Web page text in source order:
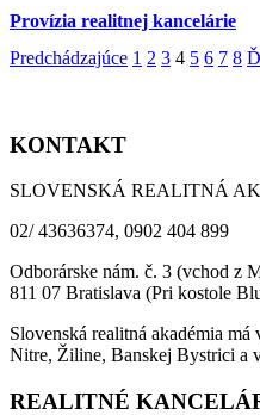
Provízia realitnej kancelárie
Predchádzajúce 1 2 3 4 5 6 7 8
KONTAKT
SLOVENSKÁ REALITNÁ
02/ 43636374, 0902 404 899
Odborárske nám. č. 3 (vchod z
811 07 Bratislava (Pri kostole
Slovenská realitná akadémia
Nitre, Žiline, Banskej Bystrici a
REALITNÉ